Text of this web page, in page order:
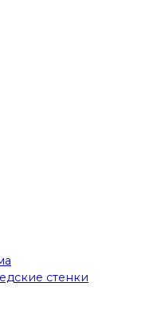
стенки